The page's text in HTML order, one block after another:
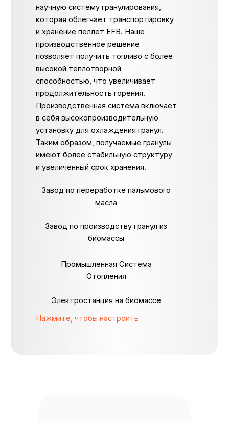
научную систему гранулирования,
которая облегчает транспортировку
и хранение пеллет EFB. Наше
производственное решение
позволяет получить топливо с более
высокой теплотворной
способностью, что увеличивает
продолжительность горения.
Производственная система включает
в себя высокопроизводительную
установку для охлаждения гранул.
Таким образом, получаемые гранулы
имеют более стабильную структуру
и увеличенный срок хранения.
Завод по переработке пальмового
масла
Завод по производству гранул из
биомассы
Промышленная Система
Отопления
Электростанция на биомассе
Нажмите, чтобы настроить